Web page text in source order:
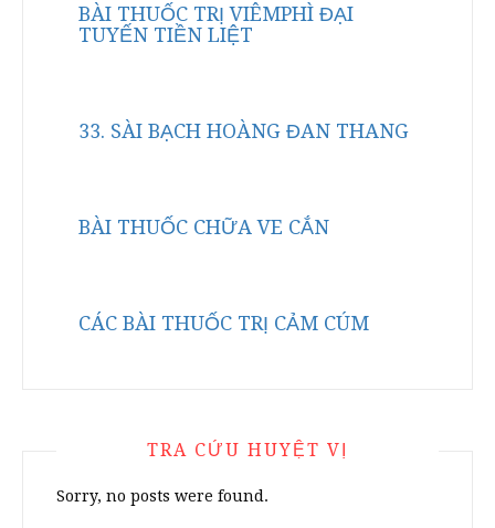
BÀI THUỐC TRỊ VIÊMPHÌ ĐẠI
TUYẾN TIỀN LIỆT
33. SÀI BẠCH HOÀNG ĐAN THANG
BÀI THUỐC CHỮA VE CẮN
CÁC BÀI THUỐC TRỊ CẢM CÚM
TRA CỨU HUYỆT VỊ
Sorry, no posts were found.